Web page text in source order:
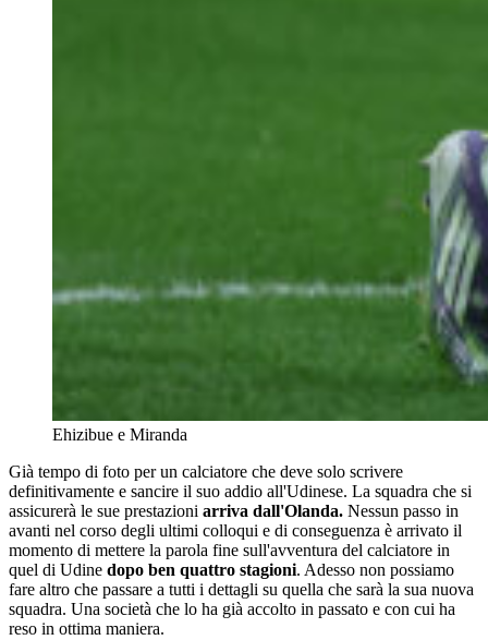
Ehizibue e Miranda
Già tempo di foto per un calciatore che deve solo scrivere
definitivamente e sancire il suo addio all'Udinese. La squadra che si
assicurerà le sue prestazioni arriva dall'Olanda. Nessun passo in
avanti nel corso degli ultimi colloqui e di conseguenza è arrivato il
momento di mettere la parola fine sull'avventura del calciatore in
quel di Udine dopo ben quattro stagioni. Adesso non possiamo
fare altro che passare a tutti i dettagli su quella che sarà la sua nuova
squadra. Una società che lo ha già accolto in passato e con cui ha
reso in ottima maniera.